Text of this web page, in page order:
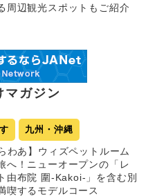
周辺観光スポットもご紹介
マガジン
九州・沖縄
わあ】ウィズペットルーム
へ！ニューオープンの「レ
由布院 圍-Kakoi-」を含む別
喫するモデルコース